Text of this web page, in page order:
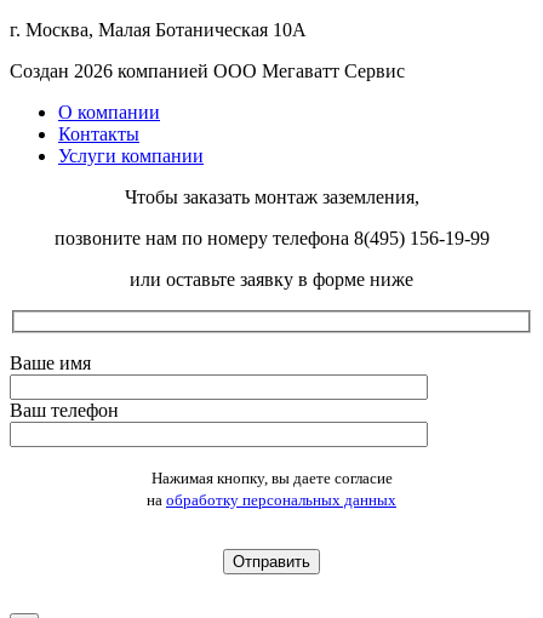
г. Москва, Малая Ботаническая 10А
Создан 2026 компанией ООО Мегаватт Сервис
О компании
Контакты
Услуги компании
Чтобы заказать монтаж заземления,
позвоните нам по номеру телефона 8(495) 156-19-99
или оставьте заявку в форме ниже
Ваше имя
Ваш телефон
Оставьте это поле пустым.Нажимая кнопку, вы даете согласие
на обработку персональных данных